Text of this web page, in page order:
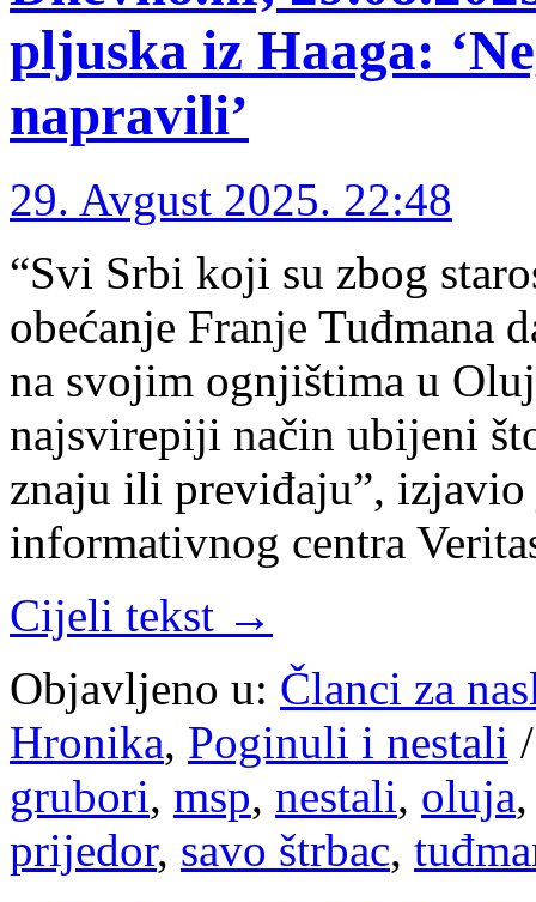
pljuska iz Haaga:
napravili’
29. Avgust 2025. 22:48
“Svi Srbi koji su zbog
obećanje Franje Tuđmana
na svojim ognjištima u
najsvirepiji način ubijeni
znaju ili previđaju”,
informativnog centra
Cijeli tekst →
Objavljeno u: Članci za
Hronika, Poginuli i nestali
grubori, msp, nestali, oluja
prijedor, savo štrbac,